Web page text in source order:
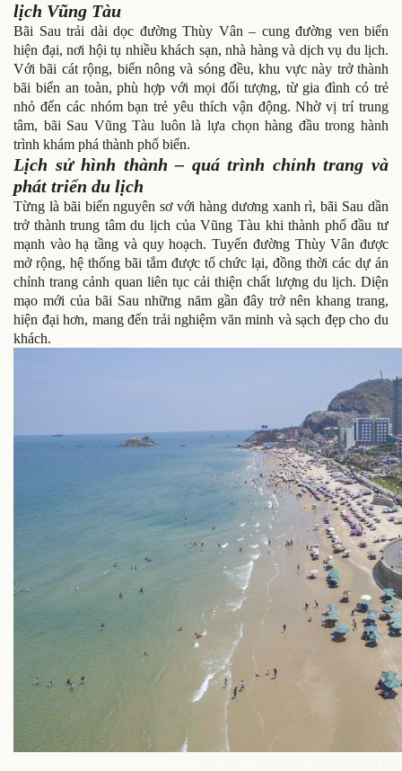
lịch Vũng Tàu
Bãi Sau trải dài dọc đường Thùy Vân – cung đường ven biển
hiện đại, nơi hội tụ nhiều khách sạn, nhà hàng và dịch vụ du lịch.
Với bãi cát rộng, biển nông và sóng đều, khu vực này trở thành
bãi biển an toàn, phù hợp với mọi đối tượng, từ gia đình có trẻ
nhỏ đến các nhóm bạn trẻ yêu thích vận động. Nhờ vị trí trung
tâm, bãi Sau Vũng Tàu luôn là lựa chọn hàng đầu trong hành
trình khám phá thành phố biển.
Lịch sử hình thành – quá trình chỉnh trang và
phát triển du lịch
Từng là bãi biển nguyên sơ với hàng dương xanh rì, bãi Sau dần
trở thành trung tâm du lịch của Vũng Tàu khi thành phố đầu tư
mạnh vào hạ tầng và quy hoạch. Tuyến đường Thùy Vân được
mở rộng, hệ thống bãi tắm được tổ chức lại, đồng thời các dự án
chỉnh trang cảnh quan liên tục cải thiện chất lượng du lịch. Diện
mạo mới của bãi Sau những năm gần đây trở nên khang trang,
hiện đại hơn, mang đến trải nghiệm văn minh và sạch đẹp cho du
khách.